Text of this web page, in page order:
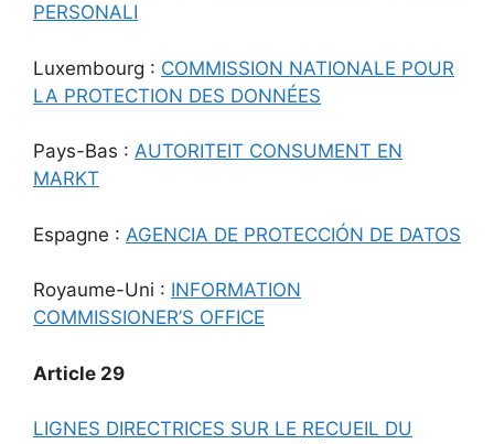
PERSONALI
Luxembourg : COMMISSION NATIONALE POUR
LA PROTECTION DES DONNÉES
Pays-Bas : AUTORITEIT CONSUMENT EN
MARKT
Espagne : AGENCIA DE PROTECCIÓN DE DATOS
Royaume-Uni : INFORMATION
COMMISSIONER’S OFFICE
Article 29
LIGNES DIRECTRICES SUR LE RECUEIL DU